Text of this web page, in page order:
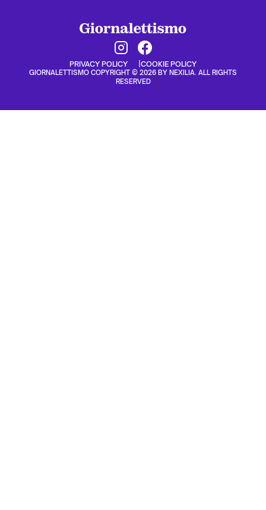
PRIVACY POLICY COOKIE POLICY
GIORNALETTISMO COPYRIGHT © 2026 BY NEXILIA. ALL RIGHTS
RESERVED